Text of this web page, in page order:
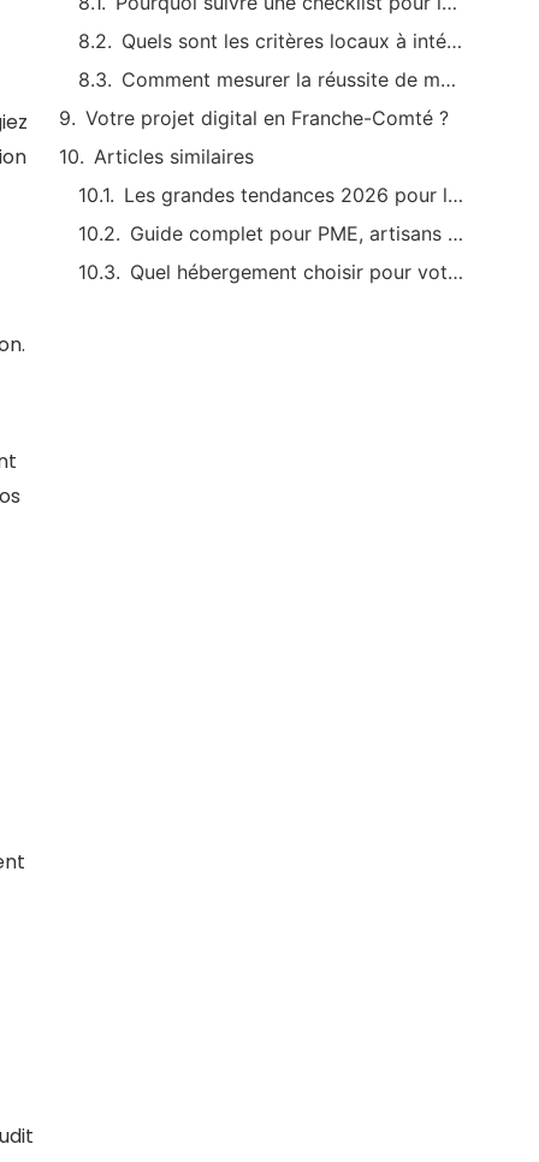
Quels sont les critères locaux à intégrer dans un projet de site à Lure ?
Comment mesurer la réussite de mon site internet local ?
Votre projet digital en Franche-Comté ?
Articles similaires
Les grandes tendances 2026 pour la création de logo adaptée aux entreprises locales
Guide complet pour PME, artisans et commerçants
Quel hébergement choisir pour votre site internet ? Comparatif pratique pour les entreprises locales